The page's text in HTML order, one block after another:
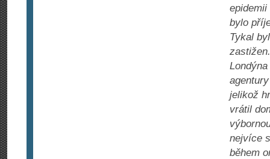
bylo
Tykal
jelikož
vrátil
nejvíce
během